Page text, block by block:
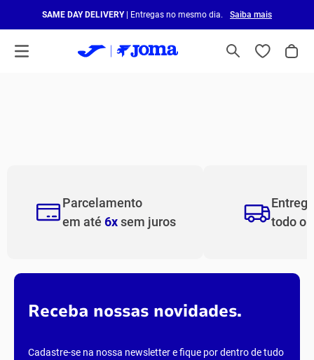
SAME DAY DELIVERY| Entregas no mesmo dia. Saiba mais
Parcelamento
em até 6xsem juros
todo o
Receba nossas novidades.
Cadastre-se na nossa newsletter e fique por dentro de tudo